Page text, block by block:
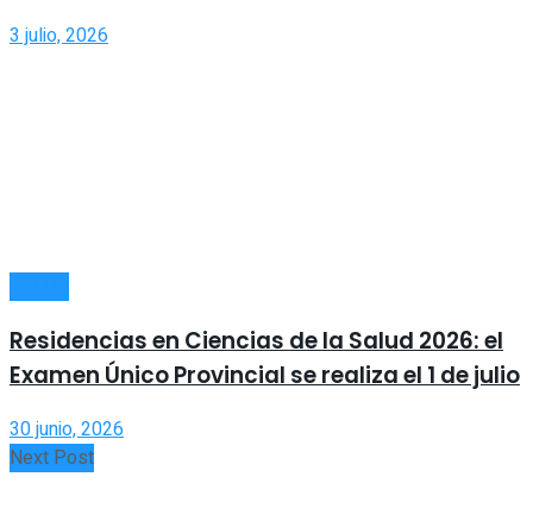
3 julio, 2026
Residencias en Ciencias de la Salud 2026: el
Examen Único Provincial se realiza el 1 de julio
30 junio, 2026
Next Post